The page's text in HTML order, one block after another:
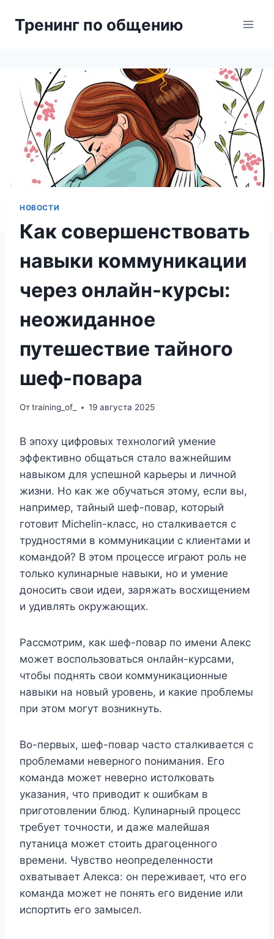
Тренинг по общению
НОВОСТИ
Как совершенствовать
навыки коммуникации
через онлайн-курсы:
неожиданное
путешествие тайного
шеф-повара
Отtraining_of_ 19 августа 2025
В эпоху цифровых технологий умение
эффективно общаться стало важнейшим
навыком для успешной карьеры и личной
жизни. Но как же обучаться этому, если вы,
например, тайный шеф-повар, который
готовит Michelin-класс, но сталкивается с
трудностями в коммуникации с клиентами и
командой? В этом процессе играют роль не
только кулинарные навыки, но и умение
доносить свои идеи, заряжать восхищением
и удивлять окружающих.
Рассмотрим, как шеф-повар по имени Алекс
может воспользоваться онлайн-курсами,
чтобы поднять свои коммуникационные
навыки на новый уровень, и какие проблемы
при этом могут возникнуть.
Во-первых, шеф-повар часто сталкивается с
проблемами неверного понимания. Его
команда может неверно истолковать
указания, что приводит к ошибкам в
приготовлении блюд. Кулинарный процесс
требует точности, и даже малейшая
путаница может стоить драгоценного
времени. Чувство неопределенности
охватывает Алекса: он переживает, что его
команда может не понять его видение или
испортить его замысел.